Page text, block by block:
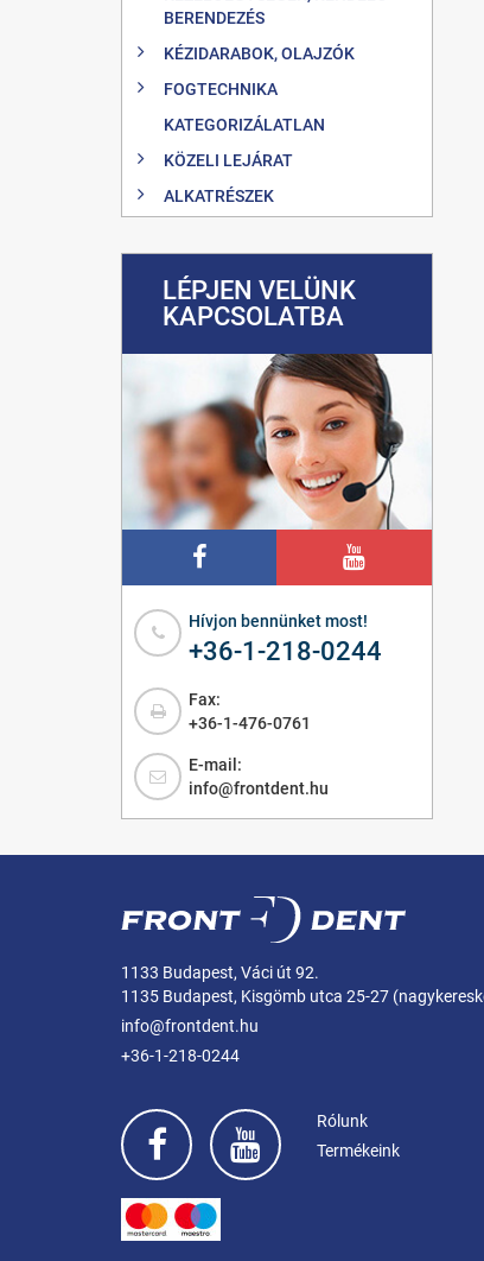
BERENDEZÉS
KÉZIDARABOK, OLAJZÓK
FOGTECHNIKA
KATEGORIZÁLATLAN
KÖZELI LEJÁRAT
ALKATRÉSZEK
LÉPJEN VELÜNK
KAPCSOLATBA
Hívjon bennünket most!
+36-1-218-0244
Fax:
+36-1-476-0761
E-mail:
info@frontdent.hu
1133 Budapest, Váci út 92.
1135 Budapest, Kisgömb utca 25-27
info@frontdent.hu
+36-1-218-0244
Rólunk
Termékeink